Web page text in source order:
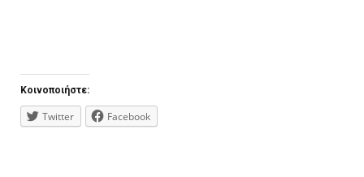
Κοινοποιήστε:
Twitter Facebook